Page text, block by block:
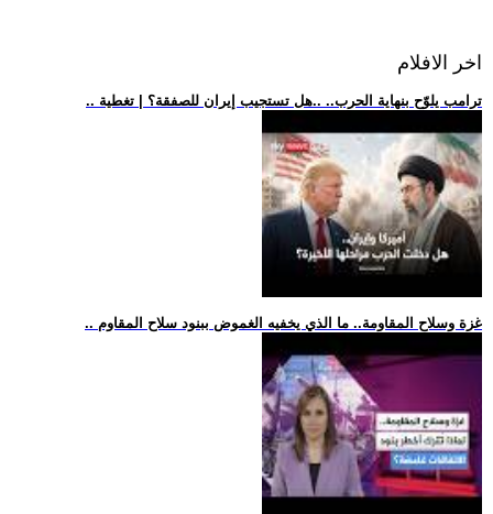
اخر الافلام
.. ترامب يلوّح بنهاية الحرب.. ..هل تستجيب إيران للصفقة؟ | تغطية
.. غزة وسلاح المقاومة.. ما الذي يخفيه الغموض ببنود سلاح المقاوم